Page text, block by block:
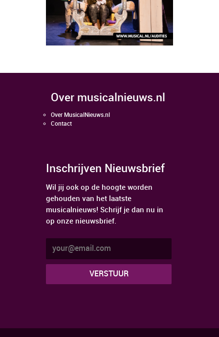
over musicalnieuws.nl
Over MusicalNieuws.nl
Contact
Inschrijven Nieuwsbrief
Wil jij ook op de hoogte worden
gehouden van het laatste
musicalnieuws! Schrijf je dan nu in
op onze nieuwsbrief.